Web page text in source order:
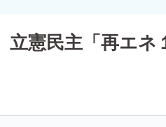
憲民主「再エネ